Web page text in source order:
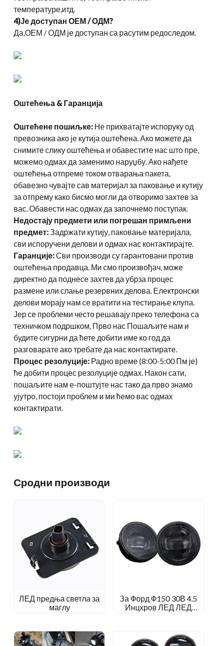
температуре,итд.
4)Је доступан ОЕМ / ОДМ?
Да,ОЕМ / ОДМ је доступан са расутим редоследом.
Оштећења & Гаранција
Оштећене пошиљке: Не прихватајте испоруку од
превозника ако је кутија оштећена. Ако можете да
снимите слику оштећења и обавестите нас што пре,
можемо одмах да заменимо наруџбу. Ако нађете
оштећења отпреме током отварања пакета,
обавезно чувајте сав материјал за паковање и кутију
за отпрему како бисмо могли да отворимо захтев за
вас. Обавести нас одмах да започнемо поступак.
Недостају предмети или погрешан примљени
предмет: Задржати кутију, паковање материјала,
сви испоручени делови и одмах нас контактирајте.
Гаранције:Сви производи су гарантовани против
оштећења продавца. Ми смо произвођач, може
директно да поднесе захтев да убрза процес
размене или слање резервних делова. Електронски
делови морају нам се вратити на тестирање клупа.
Јер се проблеми често решавају преко телефона са
техничком подршком, Прво нас Пошаљите нам и
будите сигурни да ћете добити име ко год да
разговарате ако требате да нас контактирате.
Процес резолуције: Радно време (8:00-5:00 Пм је)
ће добити процес резолуције одмах. Након сати,
пошаљите нам е-поштујте нас тако да прво знамо
ујутро, постоји проблем и ми ћемо вас одмах
контактирати.
Сродни производи
ЛЕД предња светла за
маглу
За Форд Ф150 30В 4.5
Инцхров ЛЕД ЛЕД
Експедиција 2007-2015